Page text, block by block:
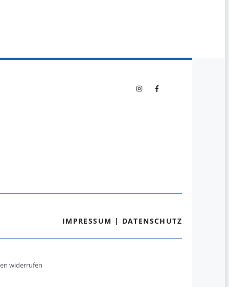
IMPRESSUM | DATENSCHUTZ
widerrufen